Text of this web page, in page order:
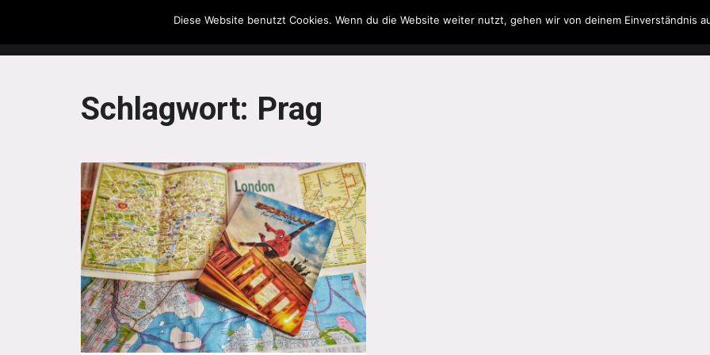
The Howling Men Filme & Serien Musik Spielzeug Literatur
Schlagwort: Prag
Diese Website benutzt Cookies. Wenn du die Website weiter nutzt, gehen wir von deinem Einverständnis